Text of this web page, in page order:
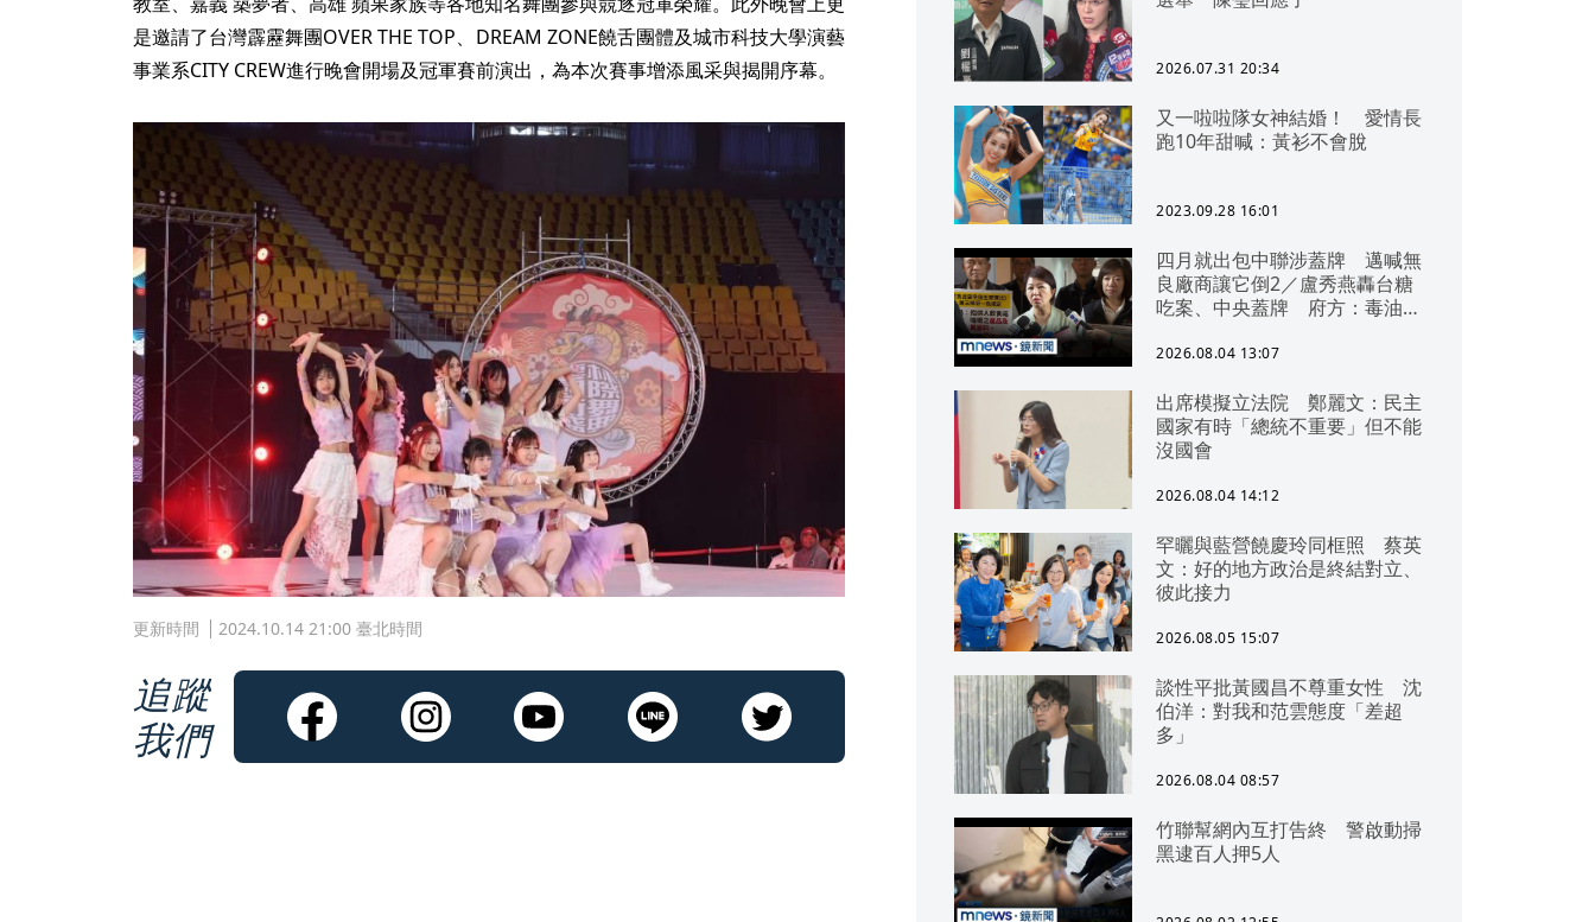
是邀請了台灣霹靂舞團OVER THE TOP、DREAM ZONE饒舌團體及城市科技大學演藝
事業系CITY CREW進行晚會開場及冠軍賽前演出，為本次賽事增添風采與揭開序幕。
更新時間 2024.10.14 21:00 臺北時間
追蹤
我們
2026.07.31 20:34
又一啦啦隊女神結婚！ 愛情長
跑10年甜喊：黃衫不會脫
2023.09.28 16:01
四月就出包中聯涉蓋牌 邁喊無
良廠商讓它倒2／盧秀燕轟台糖
吃案、中央蓋牌 府方：毒油一
2026.08.04 13:07
出席模擬立法院 鄭麗文：民主
國家有時「總統不重要」但不能
沒國會
2026.08.04 14:12
罕曬與藍營饒慶玲同框照 蔡英
文：好的地方政治是終結對立、
彼此接力
2026.08.05 15:07
談性平批黃國昌不尊重女性 沈
伯洋：對我和范雲態度「差超
多」
2026.08.04 08:57
竹聯幫網內互打告終 警啟動掃
黑逮百人押5人